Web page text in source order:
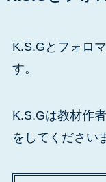
K.S.Gとフォロ
す。
K.S.Gは教材作
をしてください